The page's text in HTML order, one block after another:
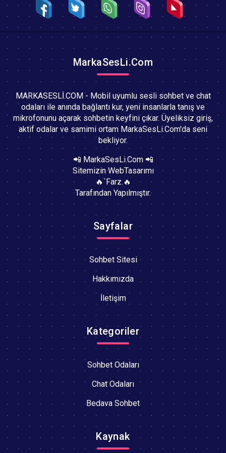
MarkaSesLi.Com
MARKASESLİ.COM - Mobil uyumlu sesli sohbet ve chat
odaları ile anında bağlantı kur, yeni insanlarla tanış ve
mikrofonunu açarak sohbetin keyfini çıkar. Üyeliksiz giriş,
aktif odalar ve samimi ortam MarkaSesLi.Com'da seni
bekliyor.
📲 MarkaSesLi.Com 📲
Sitemizin WebTasarımı
🔥`Farz.🔥
Tarafından Yapılmıştır.
Sayfalar
Sohbet Sitesi
Hakkımızda
İletişim
Kategoriler
Sohbet Odaları
Chat Odaları
Bedava Sohbet
Kaynak